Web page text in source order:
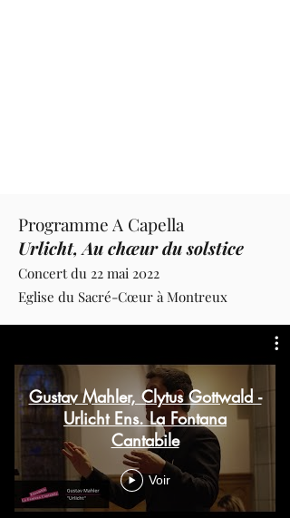
Programme A Capella
Urlicht, Au chœur du solstice
Concert du 22 mai 2022
Eglise du Sacré-Cœur à Montreux
Gustav Mahler, Clytus Gottwald -
Urlicht Ens. La Fontana
Cantabile
Voir